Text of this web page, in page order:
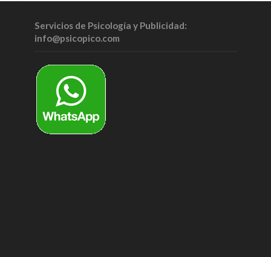
Servicios de Psicología y Publicidad:
info@psicopico.com